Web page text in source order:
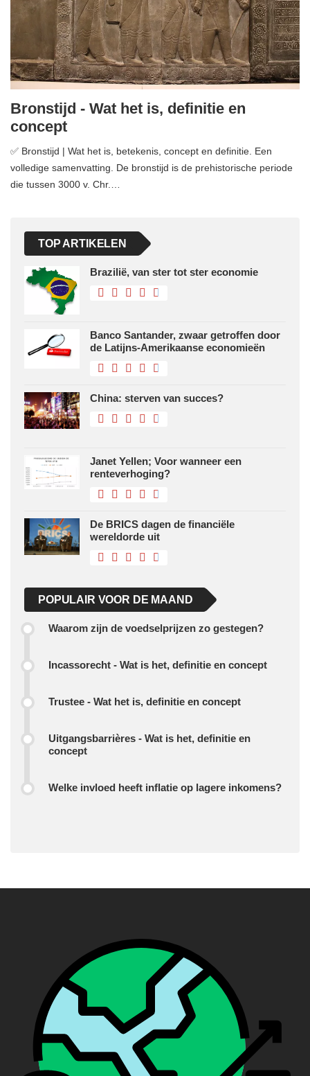
Bronstijd - Wat het is, definitie en
concept
✅ Bronstijd | Wat het is, betekenis, concept en definitie. Een
volledige samenvatting. De bronstijd is de prehistorische periode
die tussen 3000 v. Chr.…
TOP ARTIKELEN
Brazilië, van ster tot ster economie
Banco Santander, zwaar getroffen door
de Latijns-Amerikaanse economieën
China: sterven van succes?
Janet Yellen; Voor wanneer een
renteverhoging?
De BRICS dagen de financiële
wereldorde uit
POPULAIR VOOR DE MAAND
Waarom zijn de voedselprijzen zo gestegen?
Incassorecht - Wat is het, definitie en concept
Trustee - Wat het is, definitie en concept
Uitgangsbarrières - Wat is het, definitie en
concept
Welke invloed heeft inflatie op lagere inkomens?